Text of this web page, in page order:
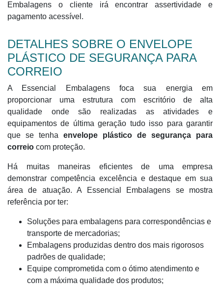
Embalagens o cliente irá encontrar assertividade e
pagamento acessível.
DETALHES SOBRE O ENVELOPE
PLÁSTICO DE SEGURANÇA PARA
CORREIO
A Essencial Embalagens foca sua energia em
proporcionar uma estrutura com escritório de alta
qualidade onde são realizadas as atividades e
equipamentos de última geração tudo isso para garantir
que se tenha envelope plástico de segurança para
correio com proteção.
Há muitas maneiras eficientes de uma empresa
demonstrar competência excelência e destaque em sua
área de atuação. A Essencial Embalagens se mostra
referência por ter:
Soluções para embalagens para correspondências e
transporte de mercadorias;
Embalagens produzidas dentro dos mais rigorosos
padrões de qualidade;
Equipe comprometida com o ótimo atendimento e
com a máxima qualidade dos produtos;